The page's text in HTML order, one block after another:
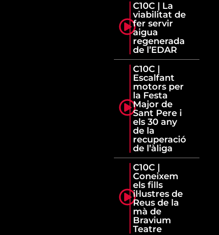
C10C | La
viabilitat de
fer servir
aigua
regenerada
de l’EDAR
C10C |
Escalfant
motors per
la Festa
Major de
Sant Pere i
els 30 any
de la
recuperació
de l’àliga
C10C |
Coneixem
els fills
il·lustres de
Reus de la
mà de
Bravium
Teatre